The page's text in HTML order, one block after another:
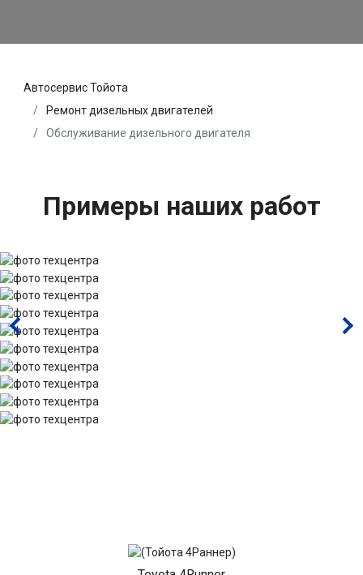
Автосервис Тойота
Ремонт дизельных двигателей
Обслуживание дизельного двигателя
Примеры наших работ